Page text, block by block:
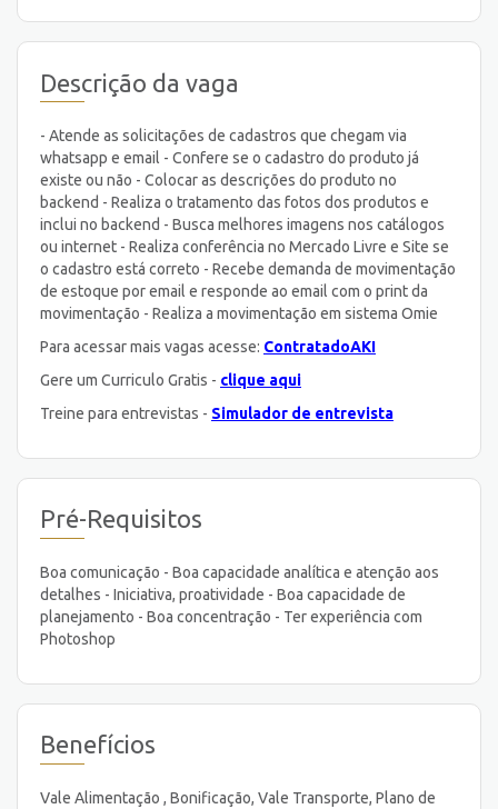
Descrição da vaga
- Atende as solicitações de cadastros que chegam via
whatsapp e email - Confere se o cadastro do produto já
existe ou não - Colocar as descrições do produto no
backend - Realiza o tratamento das fotos dos produtos e
inclui no backend - Busca melhores imagens nos catálogos
ou internet - Realiza conferência no Mercado Livre e Site se
o cadastro está correto - Recebe demanda de movimentação
de estoque por email e responde ao email com o print da
movimentação - Realiza a movimentação em sistema Omie
Para acessar mais vagas acesse: ContratadoAKI
Gere um Curriculo Gratis - clique aqui
Treine para entrevistas - Simulador de entrevista
Pré-Requisitos
Boa comunicação - Boa capacidade analítica e atenção aos
detalhes - Iniciativa, proatividade - Boa capacidade de
planejamento - Boa concentração - Ter experiência com
Photoshop
Benefícios
Vale Alimentação , Bonificação, Vale Transporte, Plano de